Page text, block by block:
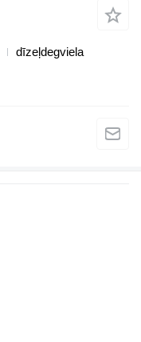
dīzeļdegviela